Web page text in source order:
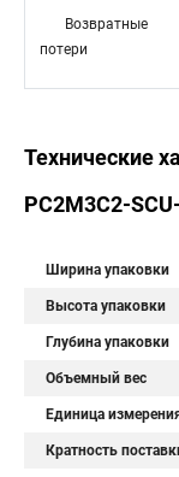
Возвратные
потери
Технические
PC2M3C2-
Ширина упаковки
Высота упаковки
Глубина упаковки
Объемный вес
Единица
Кратность